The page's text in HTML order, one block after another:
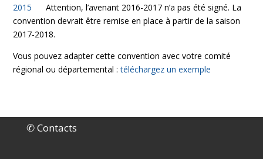
2015 Attention, l’avenant 2016-2017 n’a pas été signé. La
convention devrait être remise en place à partir de la saison
2017-2018.
Vous pouvez adapter cette convention avec votre comité
régional ou départemental :téléchargez un exemple
✆ Contacts